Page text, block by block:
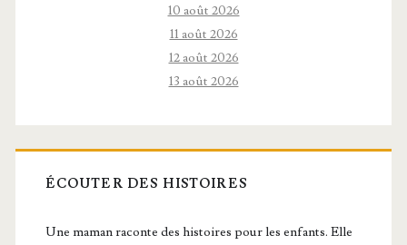
10 août 2026
11 août 2026
12 août 2026
13 août 2026
ÉCOUTER DES HISTOIRES
Une maman raconte des histoires pour les enfants. Elle